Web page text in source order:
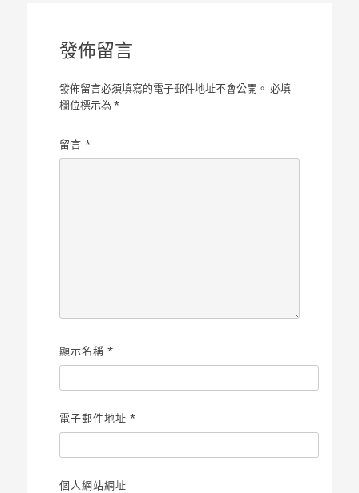
發佈留言
發佈留言必須填寫的電子郵件地址不會公開。 必填
欄位標示為*
留言*
顯示名稱*
電子郵件地址*
個人網站網址